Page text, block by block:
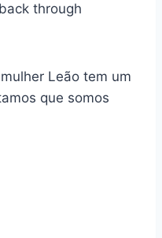
through
Leão tem um
que somos